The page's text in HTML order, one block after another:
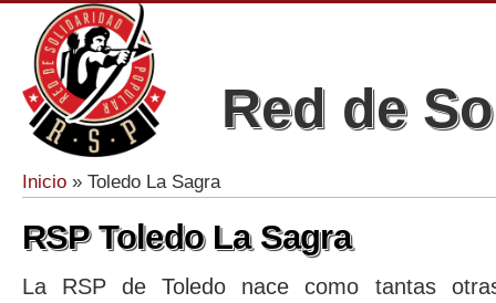
Red de
Se encuentra usted aquí
Inicio » Toledo La Sagra
RSP Toledo La Sagra
La RSP de Toledo nace como tantas